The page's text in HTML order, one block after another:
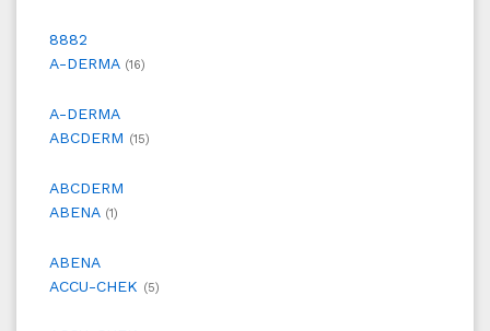
8882
A-DERMA (16)
A-DERMA
ABCDERM (15)
ABCDERM
ABENA (1)
ABENA
ACCU-CHEK (5)